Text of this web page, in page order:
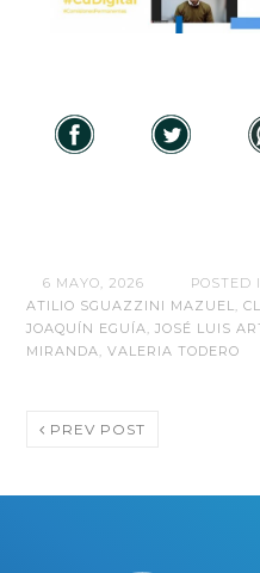
6 MAYO, 2026 POSTED
ATILIO SGUAZZINI MAZUEL,
JOAQUÍN EGUÍA,JOSÉ LUIS
MIRANDA,VALERIA TODERO
PREV POST